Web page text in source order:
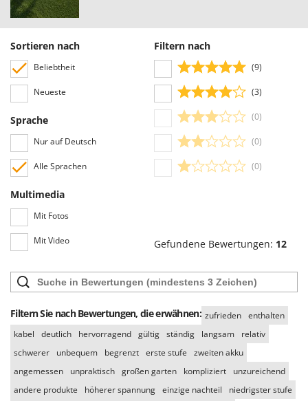
Sortieren nach
Beliebtheit
Neueste
Sprache
Nur auf Deutsch
Alle Sprachen
Multimedia
Mit Fotos
Mit Video
Filtern nach
(9)
(3)
(0)
(0)
(0)
Gefundene Bewertungen: 12
Filtern Sie nach Bewertungen, die erwähnen: zufrieden enthalten
kabel
deutlich hervorragend gültig ständig langsam
relativ
schwerer
unbequem begrenzt erste stufe
zweiten akku
angemessen
unpraktisch großen garten kompliziert
unzureichend
andere produkte
höherer spannung einzige nachteil
niedrigster stufe